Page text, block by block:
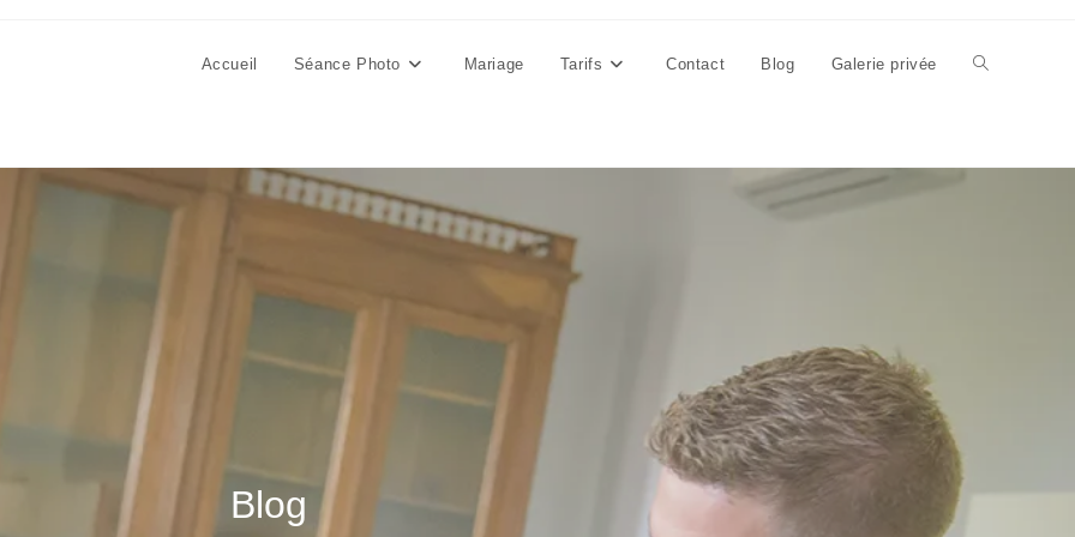
Accueil Séance Photo Mariage Tarifs Contact Blog Galerie privée Toggle
Blog